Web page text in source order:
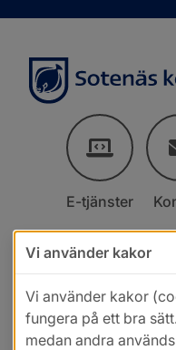
E-tjänster
Vi använder kakor
Vi använder kakor
fungera på ett bra
medan andra